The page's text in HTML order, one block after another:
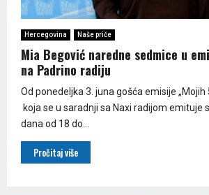
Hercegovina Naše priče
Mia Begović naredne sedmice u
na Padrino radiju
Od ponedeljka 3. juna gošća emisije „Mojih
koja se u saradnji sa Naxi radijom emituje
dana od 18 do...
Pročitaj više